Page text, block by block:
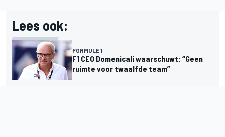
Lees ook:
FORMULE 1
F1 CEO Domenicali waarschuwt: “Geen
ruimte voor twaalfde team”